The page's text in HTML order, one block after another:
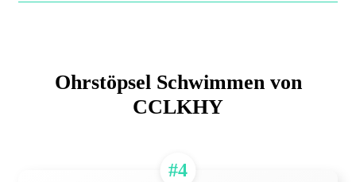
Ohrstöpsel Schwimmen von
CCLKHY
#4